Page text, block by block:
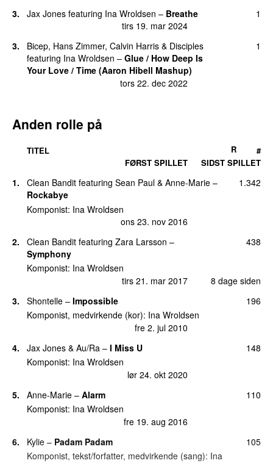
3. Jax Jones featuring Ina Wroldsen – Breathe
tirs 19. mar 2024
1
3. Bicep, Hans Zimmer, Calvin Harris & Disciples
featuring Ina Wroldsen – Glue / How Deep Is
Your Love / Time (Aaron Hibell Mashup)
tors 22. dec 2022
1
Anden rolle på
TITEL
FØRST SPILLET
SIDST SPILLET
R #
1. Clean Bandit featuring Sean Paul & Anne-Marie –
Rockabye
ons 23. nov 2016
1.342
Komponist: Ina Wroldsen
2. Clean Bandit featuring Zara Larsson –
Symphony
tirs 21. mar 2017 8 dage siden
438
Komponist: Ina Wroldsen
3. Shontelle – Impossible
fre 2. jul 2010
196
Komponist, medvirkende (kor): Ina Wroldsen
4. Jax Jones & Au/Ra – I Miss U
lør 24. okt 2020
148
Komponist: Ina Wroldsen
5. Anne-Marie – Alarm
fre 19. aug 2016
110
Komponist: Ina Wroldsen
6. Kylie – Padam Padam
105
Komponist, tekst/forfatter, medvirkende (sang): Ina